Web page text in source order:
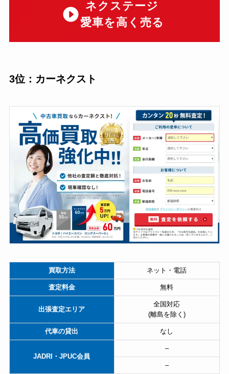
ネクステージ
愛車を高く売る
3位：カーネクスト
買取方法 ネット・電話
査定料金 無料
出張査定エリア
全国対応
(離島を除く)
代車の貸出 なし
JADRI・JPUC会員
–
–